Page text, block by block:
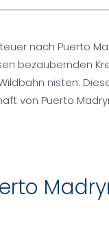
anfordern
nach Puerto
bezaubernden
nisten.
von Puerto